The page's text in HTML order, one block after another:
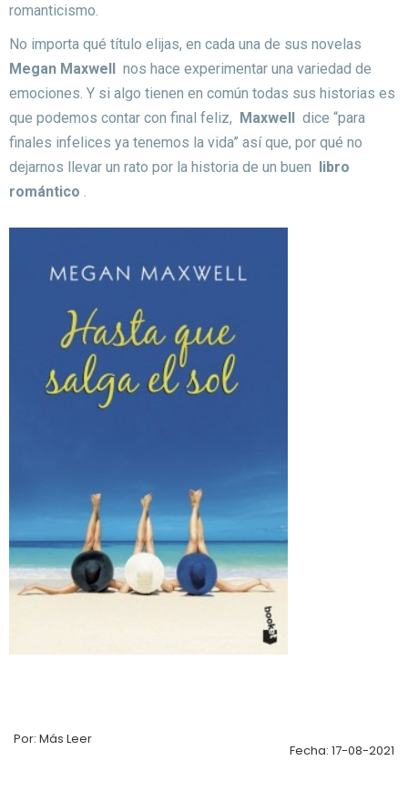
romanticismo.
No importa qué título elijas, en cada una de sus novelas
Megan Maxwell nos hace experimentar una variedad de
emociones. Y si algo tienen en común todas sus historias es
que podemos contar con final feliz, Maxwell dice “para
finales infelices ya tenemos la vida” así que, por qué no
dejarnos llevar un rato por la historia de un buen libro
romántico
Por: Más Leer
Fecha: 17-08-2021